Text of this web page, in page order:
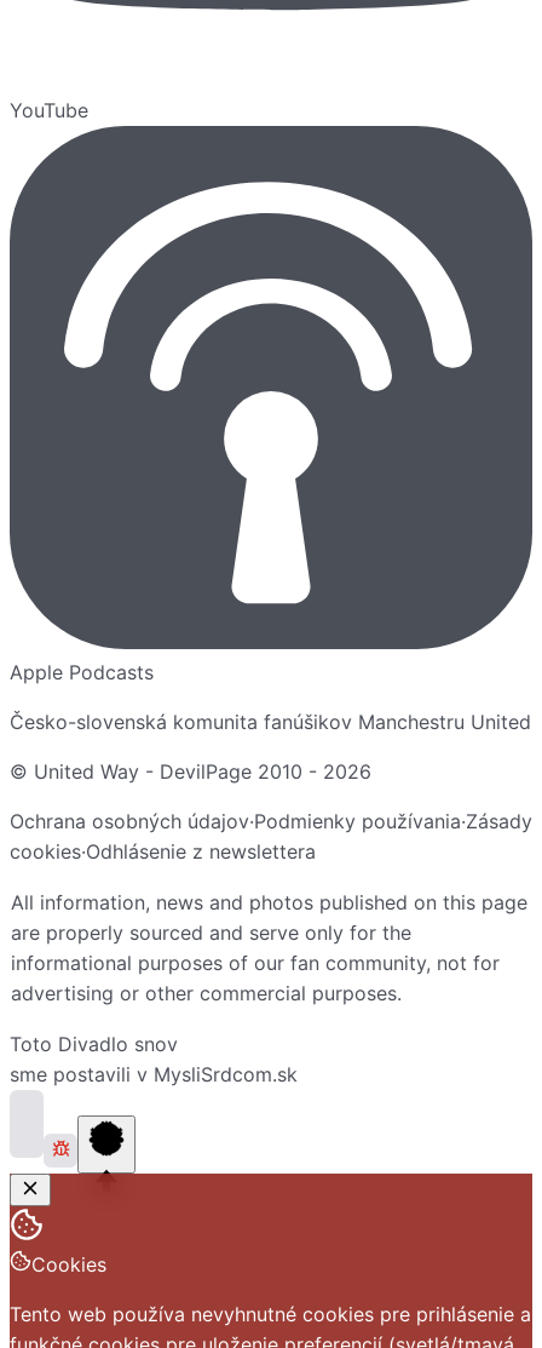
YouTube
Apple Podcasts
Česko-slovenská komunita fanúšikov Manchestru United
© United Way - DevilPage 2010 - 2026
Ochrana osobných údajov·Podmienky používania·Zásady
cookies·Odhlásenie z newslettera
All information, news and photos published on this page
are properly sourced and serve only for the
informational purposes of our fan community, not for
advertising or other commercial purposes.
Toto Divadlo snov
sme postavili v MysliSrdcom.sk
Cookies
Tento web používa nevyhnutné cookies pre prihlásenie a